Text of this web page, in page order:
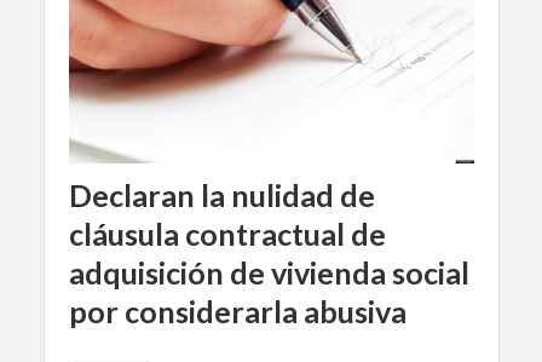
Declaran la nulidad de
cláusula contractual de
adquisición de vivienda social
por considerarla abusiva